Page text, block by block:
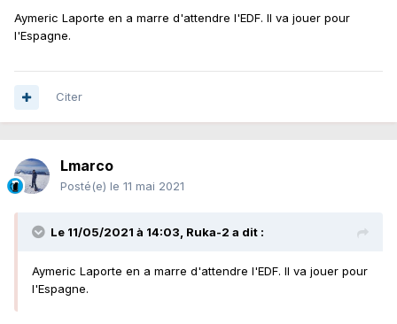
Aymeric Laporte en a marre d'attendre l'EDF. Il va jouer pour
l'Espagne.
Citer
Lmarco
Posté(e) le 11 mai 2021
Le 11/05/2021 à 14:03, Ruka-2 a dit :
Aymeric Laporte en a marre d'attendre l'EDF. Il va jouer pour
l'Espagne.